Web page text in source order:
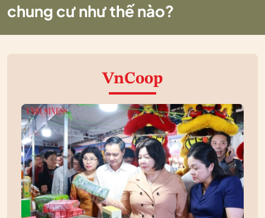
chung cư như thế nào?
VnCoop